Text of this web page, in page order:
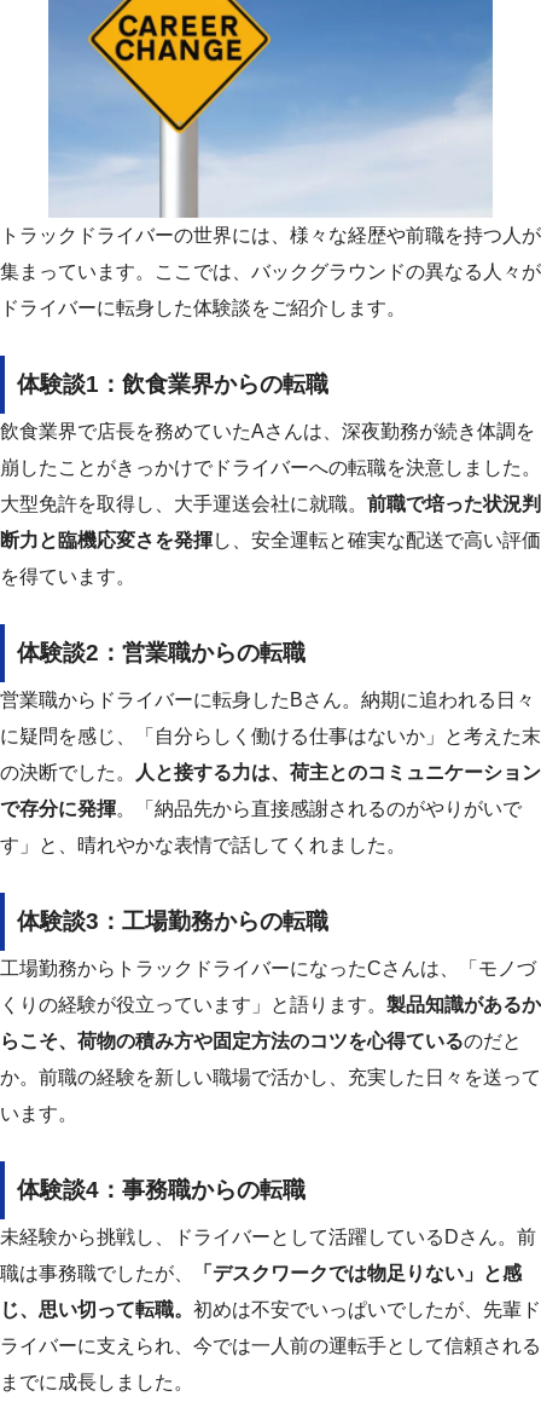
トラックドライバーの世界には、様々な経歴や前職を持つ人が
集まっています。ここでは、バックグラウンドの異なる人々が
ドライバーに転身した体験談をご紹介します。
体験談1：飲食業界からの転職
飲食業界で店長を務めていたAさんは、深夜勤務が続き体調を
崩したことがきっかけでドライバーへの転職を決意しました。
大型免許を取得し、大手運送会社に就職。 前職で培った状況判
断力と臨機応変さを発揮し、安全運転と確実な配送で高い評価
を得ています。
体験談2：営業職からの転職
営業職からドライバーに転身したBさん。納期に追われる日々
に疑問を感じ、「自分らしく働ける仕事はないか」と考えた末
の決断でした。
人と接する力は、荷主とのコミュニケーション
で存分に発揮。「納品先から直接感謝されるのがやりがいで
す」と、晴れやかな表情で話してくれました。
体験談3：工場勤務からの転職
工場勤務からトラックドライバーになったCさんは、「モノづ
くりの経験が役立っています」と語ります。 製品知識があるか
らこそ、荷物の積み方や固定方法のコツを心得ているのだと
か。前職の経験を新しい職場で活かし、充実した日々を送って
います。
体験談4：事務職からの転職
未経験から挑戦し、ドライバーとして活躍しているDさん。前
職は事務職でしたが、
「デスクワークでは物足りない」と感
じ、思い切って転職。 初めは不安でいっぱいでしたが、先輩ド
ライバーに支えられ、今では一人前の運転手として信頼される
までに成長しました。